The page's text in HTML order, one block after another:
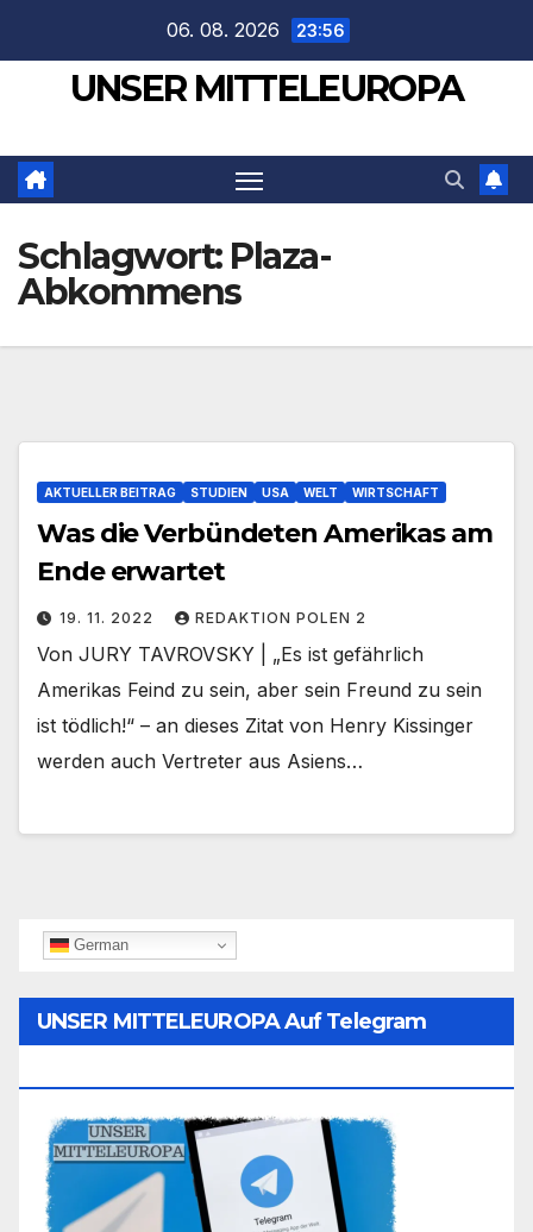
springen
06. 08. 2026 23:56
UNSER MITTELEUROPA
Schlagwort: Plaza-
Abkommens
AKTUELLER BEITRAG STUDIEN USA WELT WIRTSCHAFT
Was die Verbündeten Amerikas am
Ende erwartet
19. 11. 2022 REDAKTION POLEN 2
Von JURY TAVROVSKY | „Es ist gefährlich
Amerikas Feind zu sein, aber sein Freund zu sein
ist tödlich!“ – an dieses Zitat von Henry Kissinger
werden auch Vertreter aus Asiens…
German
UNSER MITTELEUROPA Auf Telegram